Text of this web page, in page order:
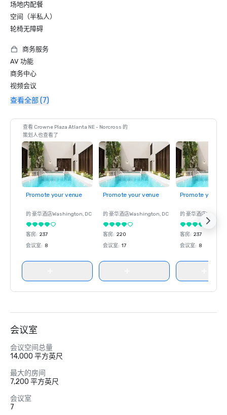
场地内配餐
空间（半私人）
轮椅无障碍
商务服务
AV 功能
商务中心
视频会议
查看全部 (7)
查看 Crowne Plaza Atlanta NE - Norcross 的
策划人也查看了
Promote your venue
的 豪华酒店Washington, DC
客房: 237
会议室: 8
Promote your venue
的 豪华酒店Washington, DC
客房: 220
会议室: 17
Promote your
的 豪华酒店
客房: 237
会议室: 8
会议室
会议空间总量
14,000 平方英尺
最大的房间
7,200 平方英尺
会议室
7